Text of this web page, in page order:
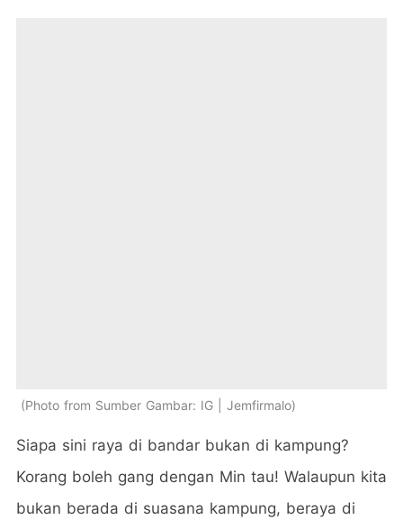
Photo from Sumber Gambar: IG | Jemfirmalo
Siapa sini raya di bandar bukan di kampung?
Korang boleh gang dengan Min tau! Walaupun kita
bukan berada di suasana kampung, beraya di